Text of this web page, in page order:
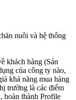
nuôi và hệ thống
khách hàng (Sản
của công ty nào,
khả năng mua hàng
trường là các điểm
hoàn thành Profile